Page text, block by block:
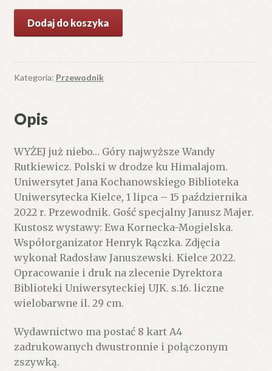
WYŻEJ
niebo…
Góry
Rutkiewicz.
w
drodze
ku
Himalajom.
Uniwersytet
Jana
Kochanowskiego
Biblioteka
Uniwersytecka
Kielce,
1
–
15
października
Dodaj do koszyka
Kategoria: Przewodnik
Opis
WYŻEJ już niebo… Góry najwyższe Wandy
Rutkiewicz. Polski w drodze ku Himalajom.
Uniwersytet Jana Kochanowskiego Biblioteka
Uniwersytecka Kielce, 1 lipca – 15 października
2022 r. Przewodnik. Gość specjalny Janusz Majer.
Kustosz wystawy: Ewa Kornecka-Mogielska.
Współorganizator Henryk Rączka. Zdjęcia
wykonał Radosław Januszewski. Kielce 2022.
Opracowanie i druk na zlecenie Dyrektora
Biblioteki Uniwersyteckiej UJK. s.16. liczne
wielobarwne il. 29 cm.
Wydawnictwo ma postać 8 kart A4
zadrukowanych dwustronnie i połączonym
zszywką.